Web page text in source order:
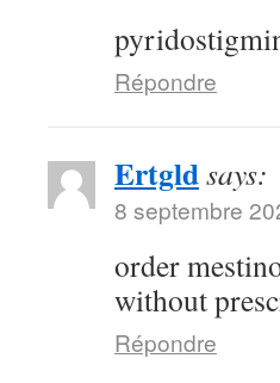
Répondre
Ertgldsays:
8 septembre
order
without
Répondre